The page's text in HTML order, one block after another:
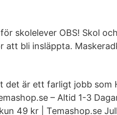
skolelever OBS! Skol
att bli insläppta.
det är ett farligt jobb som
– Altid 1-3
49 kr | Temashop.se